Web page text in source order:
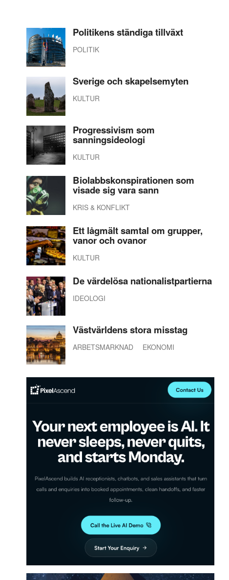
Politikens ständiga tillväxt
POLITIK
Sverige och skapelsemyten
KULTUR
Progressivism som
sanningsideologi
KULTUR
Biolabbskonspirationen som
visade sig vara sann
KRIS & KONFLIKT
Ett lågmält samtal om grupper,
vanor och ovanor
KULTUR
De värdelösa nationalistpartierna
IDEOLOGI
Västvärldens stora misstag
ARBETSMARKNAD EKONOMI